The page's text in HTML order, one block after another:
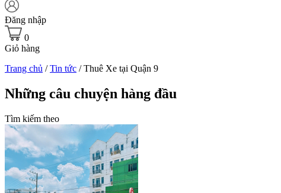
Đăng nhập
0
Giỏ hàng
Trang chủ /Tin tức /Thuê Xe tại Quận 9
Những câu chuyện hàng đầu
Tìm kiếm theo